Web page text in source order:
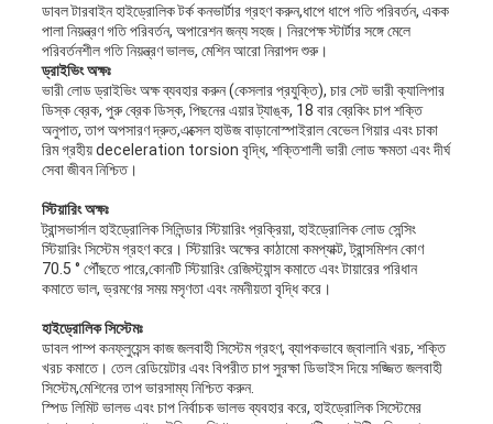
ডাবল টারবাইন হাইড্রোলিক টর্ক কনভার্টার গ্রহণ করুন,ধাপে ধাপে গতি পরিবর্তন, একক
পালা নিয়ন্ত্রণ গতি পরিবর্তন, অপারেশন জন্য সহজ। নিরপেক্ষ স্টার্টার সঙ্গে মেলে
পরিবর্তনশীল গতি নিয়ন্ত্রণ ভালভ, মেশিন আরো নিরাপদ শুরু।
ড্রাইভিং অক্ষঃ
ভারী লোড ড্রাইভিং অক্ষ ব্যবহার করুন (কেসলার প্রযুক্তি), চার সেট ভারী ক্যালিপার
ডিস্ক ব্রেক, পুরু ব্রেক ডিস্ক, পিছনের এয়ার ট্যাঙ্ক, 18 বার ব্রেকিং চাপ শক্তি
অনুপাত, তাপ অপসারণ দ্রুত,এক্সেল হাউজ বাড়ানোস্পাইরাল বেভেল গিয়ার এবং চাকা
রিম গ্রহীয় deceleration torsion বৃদ্ধি, শক্তিশালী ভারী লোড ক্ষমতা এবং দীর্ঘ
সেবা জীবন নিশ্চিত।
স্টিয়ারিং অক্ষঃ
ট্রান্সভার্সাল হাইড্রোলিক সিলিন্ডার স্টিয়ারিং প্রক্রিয়া, হাইড্রোলিক লোড সেন্সিং
স্টিয়ারিং সিস্টেম গ্রহণ করে। স্টিয়ারিং অক্ষের কাঠামো কমপ্যাক্ট, ট্রান্সমিশন কোণ
70.5 ° পৌঁছতে পারে,কোনটি স্টিয়ারিং রেজিস্ট্যান্স কমাতে এবং টায়ারের পরিধান
কমাতে ভাল, ভ্রমণের সময় মসৃণতা এবং নমনীয়তা বৃদ্ধি করে।
হাইড্রোলিক সিস্টেমঃ
ডাবল পাম্প কনফ্লুয়েন্স কাজ জলবাহী সিস্টেম গ্রহণ, ব্যাপকভাবে জ্বালানি খরচ, শক্তি
খরচ কমাতে। তেল রেডিয়েটার এবং বিপরীত চাপ সুরক্ষা ডিভাইস দিয়ে সজ্জিত জলবাহী
সিস্টেম,মেশিনের তাপ ভারসাম্য নিশ্চিত করুন.
স্পিড লিমিট ভালভ এবং চাপ নির্বাচক ভালভ ব্যবহার করে, হাইড্রোলিক সিস্টেমের